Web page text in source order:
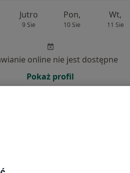
Jutro
9 Sie
Pon,
10 Sie
Wt,
11 Sie
online nie jest dostępne
Pokaż profil